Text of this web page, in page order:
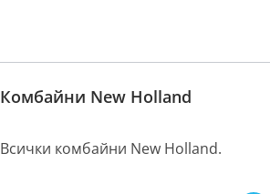
Комбайни New Holland
Всички комбайни New Holland.